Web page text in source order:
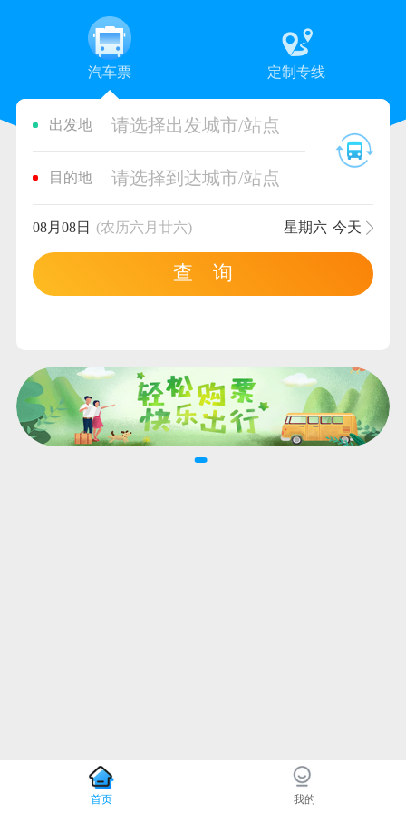
汽车票 定制专线
出发地 请选择出发城市/站点
目的地 请选择到达城市/站点
08月08日 (农历六月廿六) 星期六 今天
查 询
首页 我的